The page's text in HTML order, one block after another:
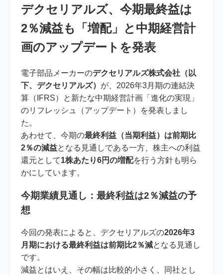
デクセリアルズ、今期最終益は
2％減益も「増配」と中期経営計
画のアップデートを発表
電子部品メーカーのデクセリアルズ株式会社（以
下、デクセリアルズ） が、2026年3月期の連結決
算（IFRS）と新たな中期経営計画「進化の実現」
のリフレッシュ（アップデート）を発表しまし
た。
あわせて、今期の最終利益（当期利益）は前期比
2％の減益となる見通しである一方、株主への利益
還元として1株あたり6円の増配を行う方針も明ら
かにしています。
今期業績見通し：最終利益は2％減益の予
想
今回の発表によると、デクセリアルズの2026年3
月期における最終利益は前期比2％減となる見通し
です。
減益とはいえ、その幅は比較的小さく、同社とし